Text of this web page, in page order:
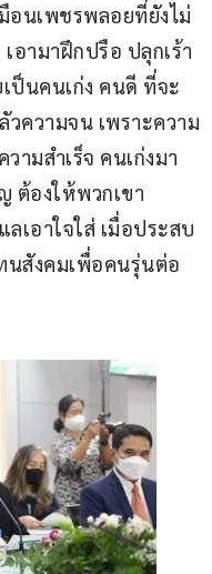
อนเพชรพลอยที่ยังไม่
อามาฝึกปรือ ปลุกเร้า
ป็นคนเก่ง คนดี ที่จะ
วความจน เพราะความ
ามสำเร็จ คนเก่งมา
ต้องให้พวกเขา
เอาใจใส่ เมื่อประสบ
นสังคมเพื่อคนรุ่นต่อ